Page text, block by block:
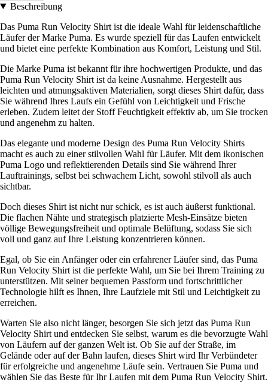
Beschreibung
Das Puma Run Velocity Shirt ist die ideale Wahl für leidenschaftliche
Läufer der Marke Puma. Es wurde speziell für das Laufen entwickelt
und bietet eine perfekte Kombination aus Komfort, Leistung und Stil.
Die Marke Puma ist bekannt für ihre hochwertigen Produkte, und das
Puma Run Velocity Shirt ist da keine Ausnahme. Hergestellt aus
leichten und atmungsaktiven Materialien, sorgt dieses Shirt dafür, dass
Sie während Ihres Laufs ein Gefühl von Leichtigkeit und Frische
erleben. Zudem leitet der Stoff Feuchtigkeit effektiv ab, um Sie trocken
und angenehm zu halten.
Das elegante und moderne Design des Puma Run Velocity Shirts
macht es auch zu einer stilvollen Wahl für Läufer. Mit dem ikonischen
Puma Logo und reflektierenden Details sind Sie während Ihrer
Lauftrainings, selbst bei schwachem Licht, sowohl stilvoll als auch
sichtbar.
Doch dieses Shirt ist nicht nur schick, es ist auch äußerst funktional.
Die flachen Nähte und strategisch platzierte Mesh-Einsätze bieten
völlige Bewegungsfreiheit und optimale Belüftung, sodass Sie sich
voll und ganz auf Ihre Leistung konzentrieren können.
Egal, ob Sie ein Anfänger oder ein erfahrener Läufer sind, das Puma
Run Velocity Shirt ist die perfekte Wahl, um Sie bei Ihrem Training zu
unterstützen. Mit seiner bequemen Passform und fortschrittlicher
Technologie hilft es Ihnen, Ihre Laufziele mit Stil und Leichtigkeit zu
erreichen.
Warten Sie also nicht länger, besorgen Sie sich jetzt das Puma Run
Velocity Shirt und entdecken Sie selbst, warum es die bevorzugte Wahl
von Läufern auf der ganzen Welt ist. Ob Sie auf der Straße, im
Gelände oder auf der Bahn laufen, dieses Shirt wird Ihr Verbündeter
für erfolgreiche und angenehme Läufe sein. Vertrauen Sie Puma und
wählen Sie das Beste für Ihr Laufen mit dem Puma Run Velocity Shirt.